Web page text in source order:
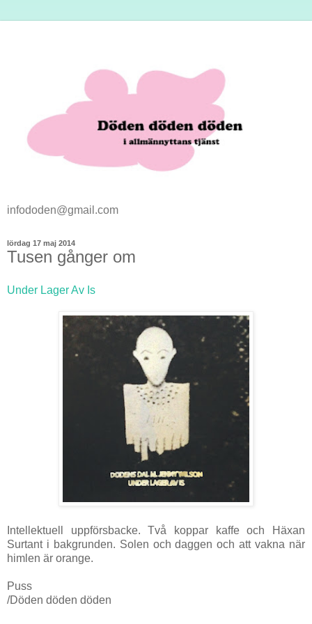
infododen@gmail.com
lördag 17 maj 2014
Tusen gånger om
Under Lager Av Is
Intellektuell uppförsbacke. Två koppar kaffe och Häxan
Surtant i bakgrunden. Solen och daggen och att vakna när
himlen är orange.
Puss
/Döden döden döden